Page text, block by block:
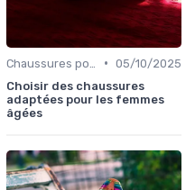
• 05/10/2025
Choisir des chaussures
adaptées pour les femmes
âgées